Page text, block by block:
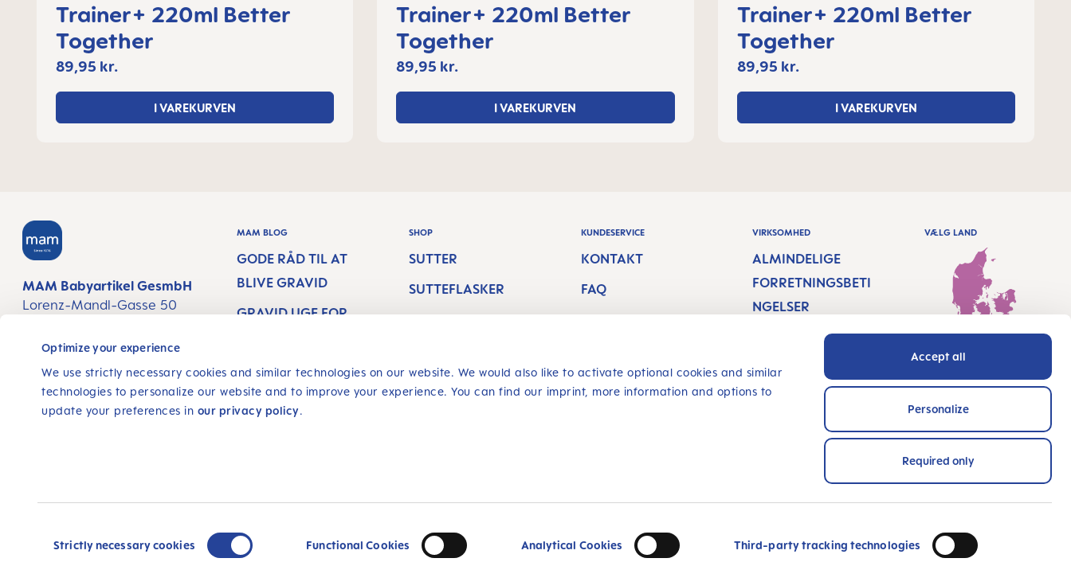
Optimize your experience
We use strictly necessary cookies and similar technologies on our website. We would also like to activate optional cookies and similar
technologies to personalize our website and to improve your experience. You can find our imprint, more information and options to
update your preferences in our privacy policy.
Selection
Strictly necessary cookies Functional Cookies Analytical Cookies Third-party tracking technologies
Accept all
Personalize
Required only
Trainer+ 220ml Better
Together
89,95 kr.
I VAREKURVEN
Trainer+ 220ml Better
Together
89,95 kr.
I VAREKURVEN
Trainer+ 220ml Better
Together
89,95 kr.
I VAREKURVEN
MAM Babyartikel GesmbH
Lorenz-Mandl-Gasse 50
Austria
FØLG OS
FACEBOOK
INSTAGRAM
YOUTUBE
MAM BLOG
GODE RÅD TIL AT
BLIVE GRAVID
GRAVID UGE FOR
NYFØDT BABY
AMNING
SHOP
SUTTER
SUTTEFLASKER
AMMEPRODUKTER
BIDERINGE OG
TANDBØRSTER
KUNDESERVICE
KONTAKT
FAQ
FORSENDELSESOM
RETURRET
VIRKSOMHED
ALMINDELIGE
FORRETNINGSBETI
NGELSER
DATABESKYTTELSE
TILGÆNGELIGHEDS
ERKLÆRING
VÆLG LAND
© 2025, MAM Babyartikel GmbH
leveringsomkostninger, hvis ikke andet er angivet.
SIKKER SHOPPING
Flere priser og certificeret!
BETALINGSMETODER